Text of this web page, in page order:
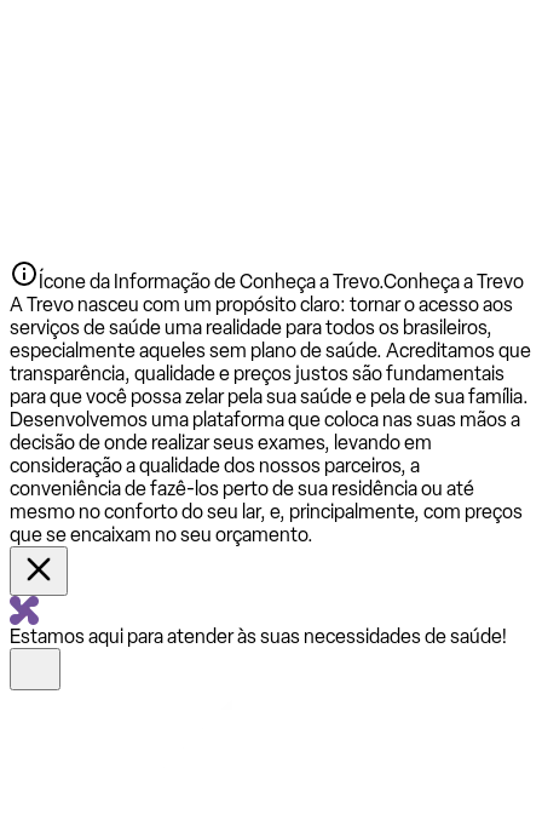
Ícone da Informação de Conheça a Trevo.Conheça a Trevo
A Trevo nasceu com um propósito claro: tornar o acesso aos
serviços de saúde uma realidade para todos os brasileiros,
especialmente aqueles sem plano de saúde. Acreditamos que
transparência, qualidade e preços justos são fundamentais
para que você possa zelar pela sua saúde e pela de sua família.
Desenvolvemos uma plataforma que coloca nas suas mãos a
decisão de onde realizar seus exames, levando em
consideração a qualidade dos nossos parceiros, a
conveniência de fazê-los perto de sua residência ou até
mesmo no conforto do seu lar, e, principalmente, com preços
que se encaixam no seu orçamento.
Estamos aqui para atender às suas necessidades de saúde!